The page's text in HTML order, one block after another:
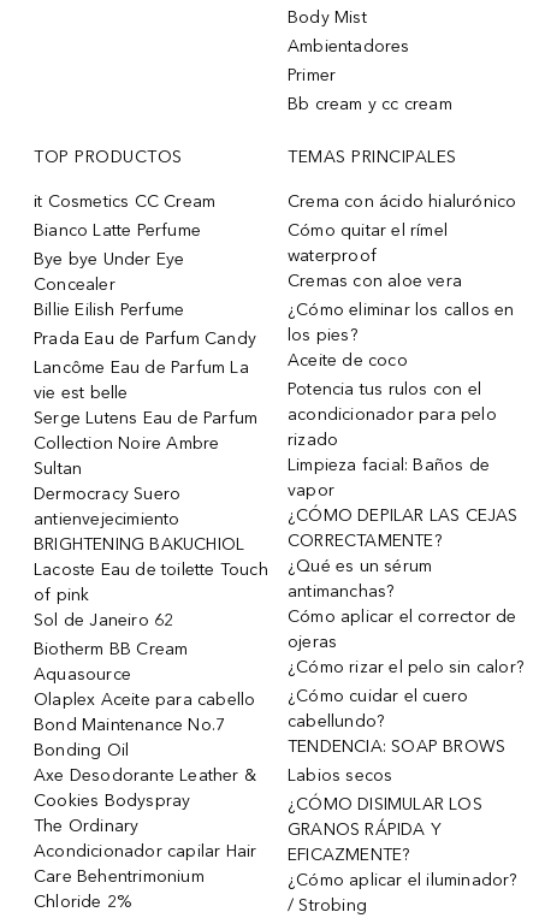
Body Mist
Ambientadores
Primer
Bb cream y cc cream
TOP PRODUCTOS
it Cosmetics CC Cream
Bianco Latte Perfume
Bye bye Under Eye
Concealer
Billie Eilish Perfume
Prada Eau de Parfum Candy
Lancôme Eau de Parfum La
vie est belle
Serge Lutens Eau de Parfum
Collection Noire Ambre
Sultan
Dermocracy Suero
antienvejecimiento
BRIGHTENING BAKUCHIOL
Lacoste Eau de toilette Touch
of pink
Sol de Janeiro 62
Biotherm BB Cream
Aquasource
Olaplex Aceite para cabello
Bond Maintenance No.7
Bonding Oil
Axe Desodorante Leather &
Cookies Bodyspray
The Ordinary
Acondicionador capilar Hair
Care Behentrimonium
Chloride 2%
TEMAS PRINCIPALES
Crema con ácido hialurónico
Cómo quitar el rímel
waterproof
Cremas con aloe vera
¿Cómo eliminar los callos en
los pies?
Aceite de coco
Potencia tus rulos con el
acondicionador para pelo
rizado
Limpieza facial: Baños de
vapor
¿CÓMO DEPILAR LAS CEJAS
CORRECTAMENTE?
¿Qué es un sérum
antimanchas?
Cómo aplicar el corrector de
ojeras
¿Cómo rizar el pelo sin calor?
¿Cómo cuidar el cuero
cabellundo?
TENDENCIA: SOAP BROWS
Labios secos
¿CÓMO DISIMULAR LOS
GRANOS RÁPIDA Y
EFICAZMENTE?
¿Cómo aplicar el iluminador?
/ Strobing